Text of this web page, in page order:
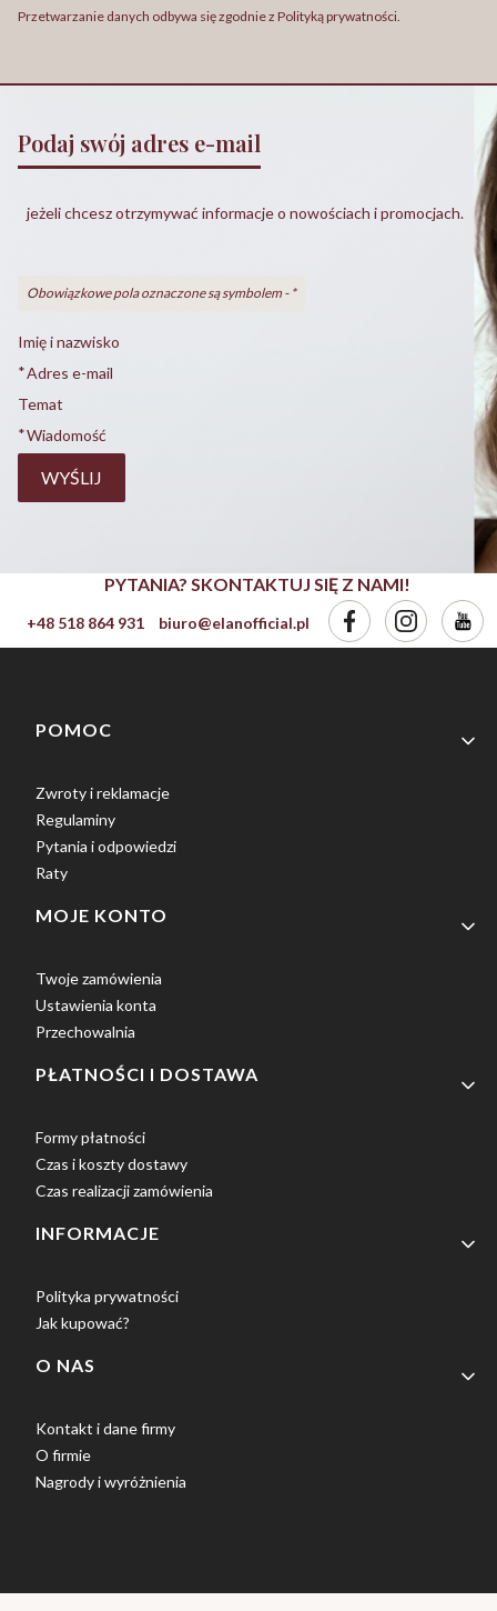
Przetwarzanie danych odbywa się zgodnie z Polityką prywatności.
Podaj swój adres e-mail
jeżeli chcesz otrzymywać informacje o nowościach i promocjach.
Obowiązkowe pola oznaczone są symbolem - *
Imię i nazwisko
*Adres e-mail
Temat
*Wiadomość
WYŚLIJ
PYTANIA? SKONTAKTUJ SIĘ Z NAMI!
+48 518 864 931 biuro@elanofficial.pl
Linki w stopce
POMOC
Zwroty i reklamacje
Regulaminy
Pytania i odpowiedzi
Raty
MOJE KONTO
Twoje zamówienia
Ustawienia konta
Przechowalnia
PŁATNOŚCI I DOSTAWA
Formy płatności
Czas i koszty dostawy
Czas realizacji zamówienia
INFORMACJE
Polityka prywatności
Jak kupować?
O NAS
Kontakt i dane firmy
O firmie
Nagrody i wyróżnienia